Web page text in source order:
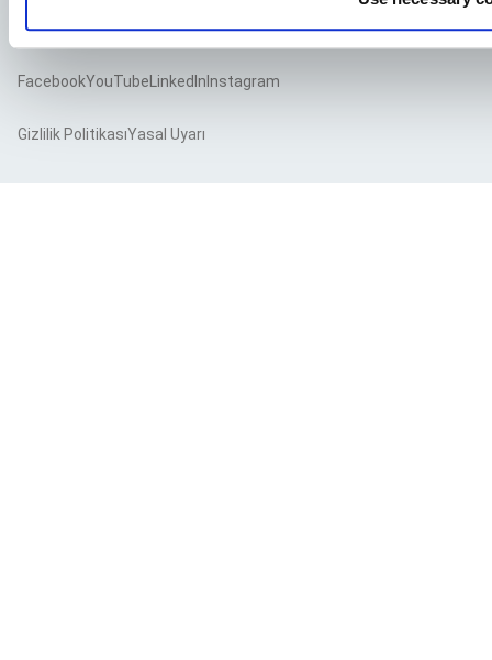
FacebookYouTube LinkedIn Instagram
Gizlilik PolitikasıYasal Uyarı